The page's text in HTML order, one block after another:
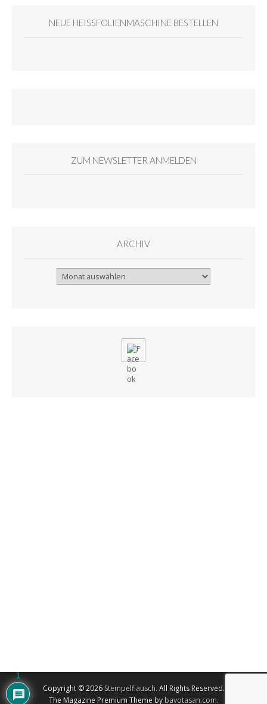
NEUE HEISSFOLIENMASCHINE BESTELLEN
ZUM NEWSLETTER ANMELDEN
ARCHIV
Archiv
Copyright © 2026Stempelflausch. All Rights Reserved.
The Magazine Premium Theme bybavotasan.com.
1